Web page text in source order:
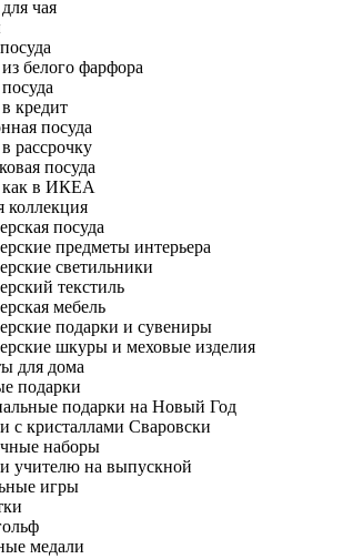
чая
белого фарфора
кредит
посуда
рассрочку
посуда
как в ИКЕА
коллекция
посуда
предметы интерьера
светильники
текстиль
мебель
подарки и сувениры
шкуры и меховые изделия
для дома
подарки
подарки на Новый Год
с кристаллами Сваровски
наборы
учителю на выпускной
игры
медали